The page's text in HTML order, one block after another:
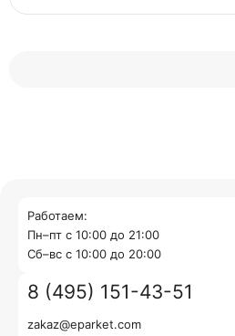
Работаем:
Пн–пт с 10:00 до 21:00
Cб–вс с 10:00 до 20:00
8 (495) 151-43-51
zakaz@eparket.com